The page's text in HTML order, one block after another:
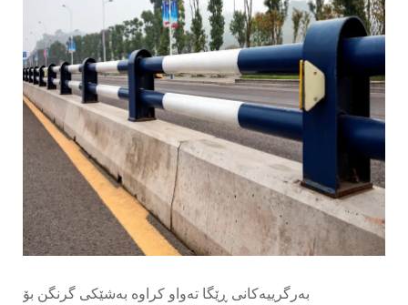
بەرگرییەکانی ڕێگا تەواو کراوە بەشێکی گرنگن بۆ